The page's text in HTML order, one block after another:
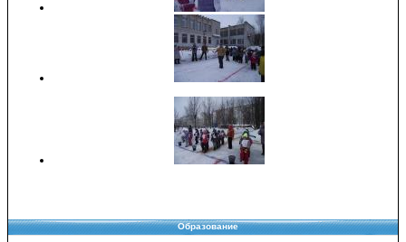
Образование
Copyright © 2008-2026 Управление образования